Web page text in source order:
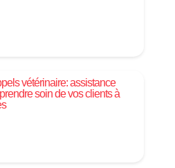
vétérinaire: assistance
soin de vos clients à